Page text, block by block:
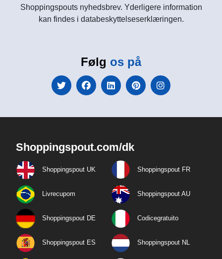
Shoppingspouts nyhedsbrev. Yderligere information
kan findes i databeskyttelseserklæringen.
Følg os på
Shoppingspout.com/dk
Shoppingspout UK Shoppingspout FR
Livrecupom Shoppingspout AU
Shoppingspout DE Codicegratuito
Shoppingspout ES Shoppingspout NL